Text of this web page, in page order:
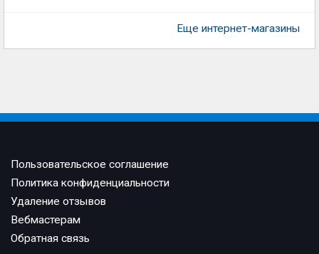
Еще интернет-магазины
Пользовательское соглашение
Политика конфиденциальности
Удаление отзывов
Вебмастерам
Обратная связь